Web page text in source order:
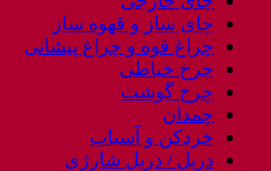
چای ساز و قهوه ساز
چراغ قوه و چراغ پیشانی
چرخ خیاطی
چرخ گوشت
چمدان
خردکن و آسیاب
دریل / دریل شارژی